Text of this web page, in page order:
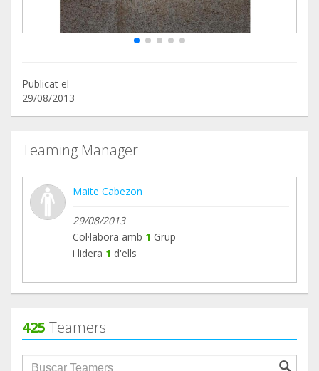
Publicat el
29/08/2013
Teaming Manager
Maite Cabezon
29/08/2013
Col·labora amb 1 Grup
i lidera 1 d'ells
425 Teamers
groupProfile.searchForm.search.text???